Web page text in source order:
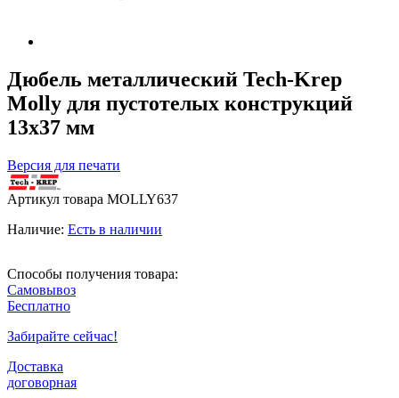
Дюбель металлический Tech-Krep
Molly для пустотелых конструкций
13х37 мм
Версия для печати
Артикул товара MOLLY637
Наличие: Есть в наличии
Способы получения товара:
Самовывоз
Бесплатно
Забирайте сейчас!
Доставка
договорная